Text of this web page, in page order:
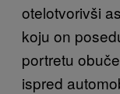
otelotvorivši
koju on
portretu
ispred